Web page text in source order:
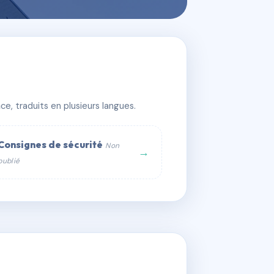
traduits en plusieurs langues.
de sécurité Non
→